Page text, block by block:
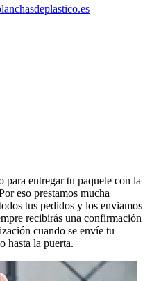
para entregar tu paquete con la
eso prestamos mucha
tus pedidos y los enviamos
recibirás una confirmación
cuando se envíe tu
hasta la puerta.